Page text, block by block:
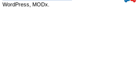
WordPress, MODx.